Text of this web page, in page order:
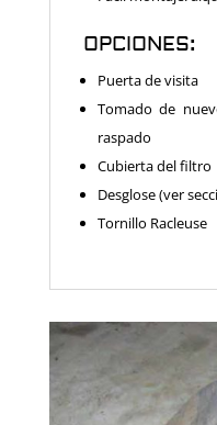
OPCIONES:
Puerta de visita
Tomado de
raspado
Cubierta del filtro
Desglose (ver
Tornillo Racleuse